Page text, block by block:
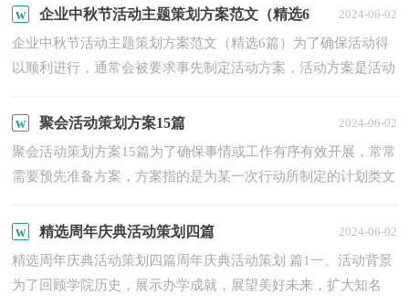
行...
企业中秋节活动主题策划方案范文（精选6
篇）
2024-06-02
企业中秋节活动主题策划方案范文（精选6篇）为了确保活动得
以顺利进行，通常会被要求事先制定活动方案，活动方案是活动
样...
聚会活动策划方案15篇 2024-06-02
聚会活动策划方案15篇为了确保事情或工作有序有效开展，常常
需要预先准备方案，方案指的是为某一次行动所制定的计划类文
精选周年庆典活动策划四篇 2024-06-02
精选周年庆典活动策划四篇周年庆典活动策划 篇1一、活动背景
为了回顾学院历史，展示办学成就，展望美好未来，扩大知名